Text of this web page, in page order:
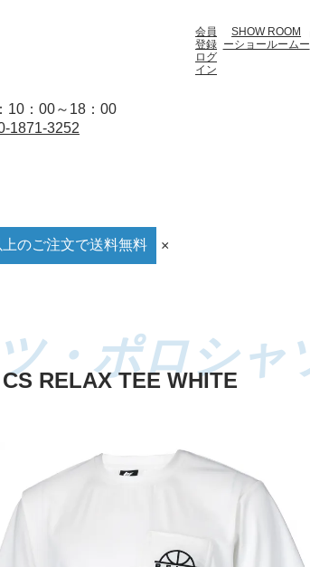
10：00～18：00
3252
会員
登録
ログ
イン
SHOW ROOM
ーショールームー
のご注文で送料無料 ×
RELAX TEE WHITE